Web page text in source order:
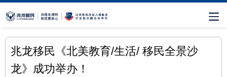
兆龙移民《北美教育/生活/ 移民全景沙
龙》成功举办！